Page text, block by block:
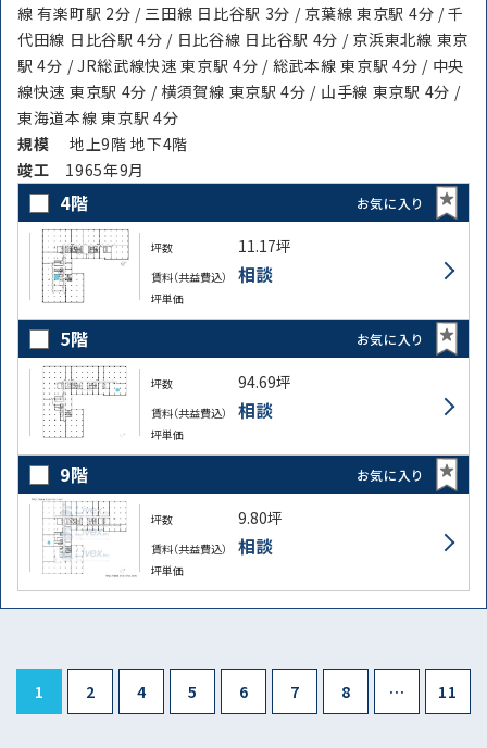
線 有楽町駅 2分 / 三田線 日比谷駅 3分 / 京葉線 東京駅 4分 / 千
代田線 日比谷駅 4分 / 日比谷線 日比谷駅 4分 / 京浜東北線 東京
駅 4分 / JR総武線快速 東京駅 4分 / 総武本線 東京駅 4分 / 中央
線快速 東京駅 4分 / 横須賀線 東京駅 4分 / 山手線 東京駅 4分 /
東海道本線 東京駅 4分
規模
地上9階 地下4階
竣⼯ 1965年9月
4階 お気に入り
坪数 11.17坪
賃料（共益費込） 相談
坪単価
5階 お気に入り
坪数 94.69坪
賃料（共益費込） 相談
坪単価
9階 お気に入り
坪数 9.80坪
賃料（共益費込） 相談
坪単価
1 2 4 5 6 7 8 … 11